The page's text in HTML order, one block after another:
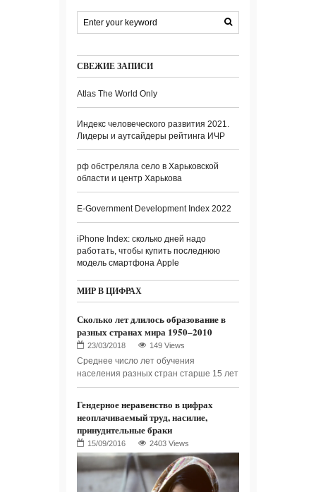
СВЕЖИЕ ЗАПИСИ
Atlas The World Only
Индекс человеческого развития 2021.
Лидеры и аутсайдеры рейтинга ИЧР
рф обстреляла село в Харьковской
области и центр Харькова
E-Government Development Index 2022
iPhone Index: сколько дней надо
работать, чтобы купить последнюю
модель смартфона Apple
МИР В ЦИФРАХ
Сколько лет длилось образование в
разных странах мира 1950–2010
149 Views
Среднее число лет обучения
населения разных стран старше 15 лет
Гендерное неравенство в цифрах
неоплачиваемый труд, насилие,
принудительные браки
2403 Views